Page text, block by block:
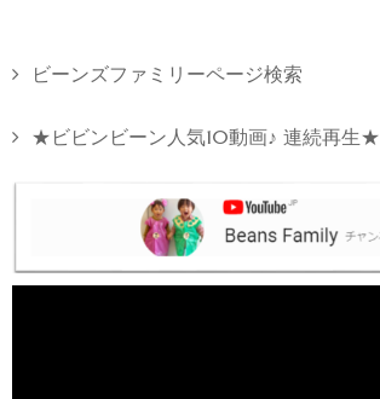
ビーンズファミリーページ検索
★ビビンビーン人気10動画♪ 連続再生★